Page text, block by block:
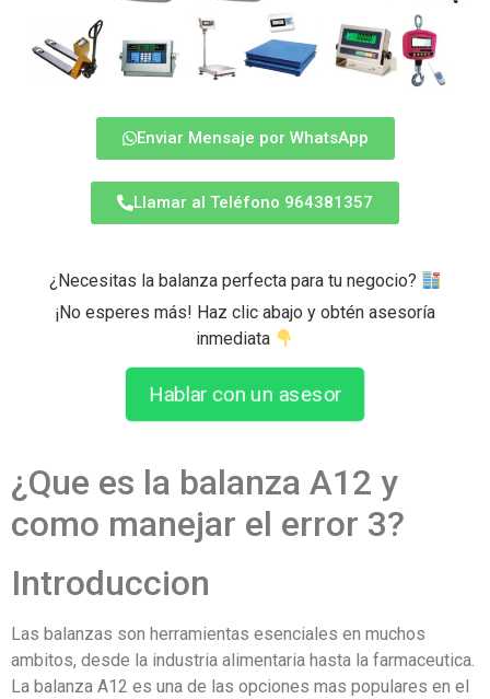
Enviar Mensaje por WhatsApp
Llamar al Teléfono 964381357
¿Necesitas la balanza perfecta para tu negocio?
¡No esperes más! Haz clic abajo y obtén asesoría
inmediata
Hablar con un asesor
¿Que es la balanza A12 y
como manejar el error 3?
Introduccion
Las balanzas son herramientas esenciales en muchos
ambitos, desde la industria alimentaria hasta la farmaceutica.
La balanza A12 es una de las opciones mas populares en el